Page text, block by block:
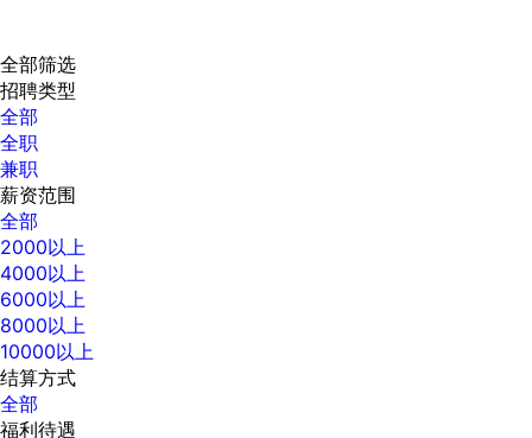
全部筛选
招聘类型
全部
全职
兼职
薪资范围
全部
2000以上
4000以上
6000以上
8000以上
10000以上
结算方式
全部
福利待遇